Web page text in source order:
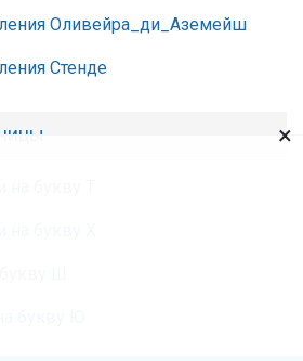
Оливейра_ди_Аземейш
Стенде
×